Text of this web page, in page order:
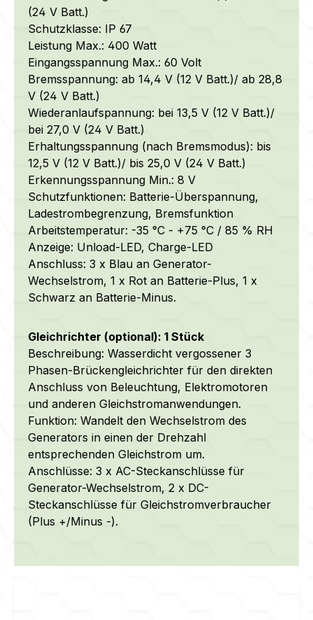
(24 V Batt.)
Schutzklasse: IP 67
Leistung Max.: 400 Watt
Eingangsspannung Max.: 60 Volt
Bremsspannung: ab 14,4 V (12 V Batt.)/ ab 28,8
V (24 V Batt.)
Wiederanlaufspannung: bei 13,5 V (12 V Batt.)/
bei 27,0 V (24 V Batt.)
Erhaltungsspannung (nach Bremsmodus): bis
12,5 V (12 V Batt.)/ bis 25,0 V (24 V Batt.)
Erkennungsspannung Min.: 8 V
Schutzfunktionen: Batterie-Überspannung,
Ladestrombegrenzung, Bremsfunktion
Arbeitstemperatur: -35 °C - +75 °C / 85 % RH
Anzeige: Unload-LED, Charge-LED
Anschluss: 3 x Blau an Generator-
Wechselstrom, 1 x Rot an Batterie-Plus, 1 x
Schwarz an Batterie-Minus.
Gleichrichter (optional): 1 Stück
Beschreibung: Wasserdicht vergossener 3
Phasen-Brückengleichrichter für den direkten
Anschluss von Beleuchtung, Elektromotoren
und anderen Gleichstromanwendungen.
Funktion: Wandelt den Wechselstrom des
Generators in einen der Drehzahl
entsprechenden Gleichstrom um.
Anschlüsse: 3 x AC-Steckanschlüsse für
Generator-Wechselstrom, 2 x DC-
Steckanschlüsse für Gleichstromverbraucher
(Plus +/Minus -).